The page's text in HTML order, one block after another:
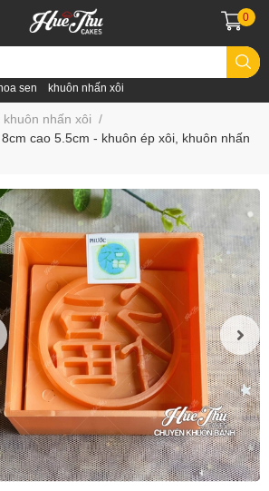
sen khuôn nhấn xôi
0
khuôn nhấn xôi /
cao 5.5cm - khuôn ép xôi, khuôn nhấn